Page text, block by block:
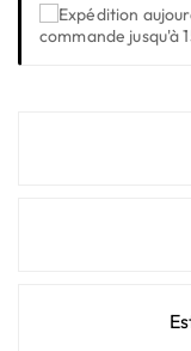
commande jusqu'à